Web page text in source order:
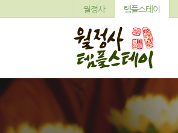
월정사 템플스테이